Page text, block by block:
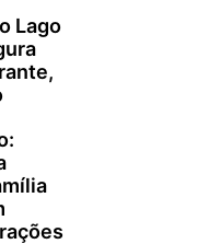
Lago